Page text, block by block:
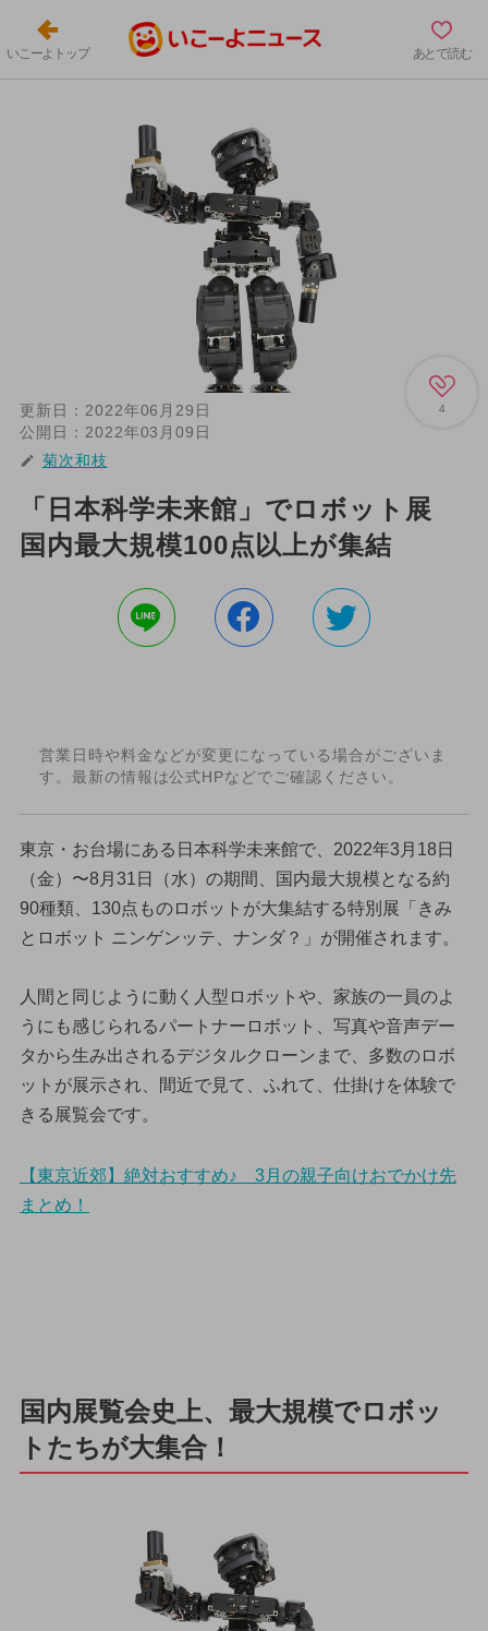
いこーよトップ あとで読む
4
更新日： 2022年06月29日
公開日： 2022年03月09日
菊次和枝
「日本科学未来館」でロボット展
国内最大規模100点以上が集結
営業日時や料金などが変更になっている場合がございま
す。最新の情報は公式HPなどでご確認ください。
東京・お台場にある日本科学未来館で、2022年3月18日
（金）〜8月31日（水）の期間、国内最大規模となる約
90種類、130点ものロボットが大集結する特別展「きみ
とロボット ニンゲンッテ、ナンダ？」が開催されます。
人間と同じように動く人型ロボットや、家族の一員のよ
うにも感じられるパートナーロボット、写真や音声デー
タから生み出されるデジタルクローンまで、多数のロボ
ットが展示され、間近で見て、ふれて、仕掛けを体験で
きる展覧会です。
【東京近郊】絶対おすすめ♪ 3月の親子向けおでかけ先
まとめ！
国内展覧会史上、最大規模でロボッ
トたちが大集合！